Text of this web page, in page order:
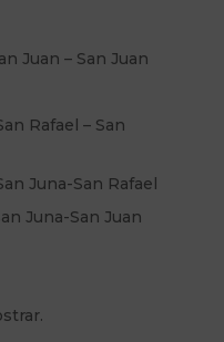
Juan – San Juan
Rafael – San
Juna-San Rafael
Juna-San Juan